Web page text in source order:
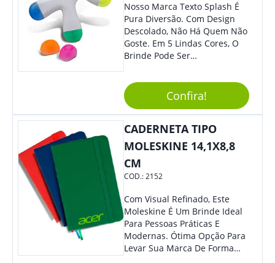
Nosso Marca Texto Splash É
Pura Diversão. Com Design
Descolado, Não Há Quem Não
Goste. Em 5 Lindas Cores, O
Brinde Pode Ser
Marca, Demais, Não É? Não
Perca Essa Chance E Ofereça
A Seus Clientes E
Colaboradores.
Confira!
CADERNETA TIPO
MOLESKINE 14,1X8,8
CM
COD.:2152
Com Visual Refinado, Este
Moleskine É Um Brinde Ideal
Para Pessoas Práticas E
Modernas. Ótima Opção Para
Levar Sua Marca De Forma